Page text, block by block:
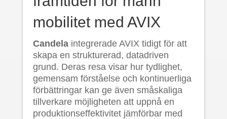
mobilitet med AVIX
Candelaintegrerade AVIX tidigt för att
skapa en strukturerad, datadriven
grund. Deras resa visar hur tydlighet,
gemensam förståelse och kontinuerliga
förbättringar kan ge även småskaliga
tillverkare möjligheten att uppnå en
produktionseffektivitet jämförbar med